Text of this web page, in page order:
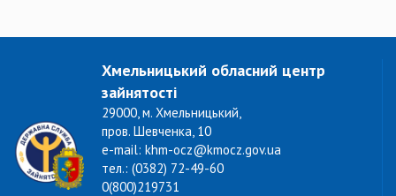
Хмельницький обласний центр
зайнятості
29000, м. Хмельницький,
пров. Шевченка, 10
e-mail: khm-ocz@kmocz.gov.ua
тел.: (0382) 72-49-60
0(800)219731